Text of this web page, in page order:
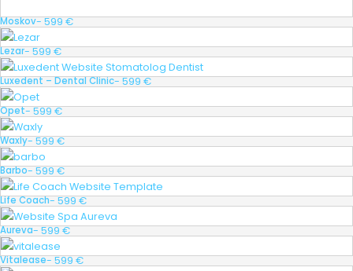
Moskov- 599 €
Lezar- 599 €
Luxedent – Dental Clinic- 599 €
Opet- 599 €
Waxly- 599 €
Barbo- 599 €
Life Coach- 599 €
Aureva- 599 €
Vitalease- 599 €